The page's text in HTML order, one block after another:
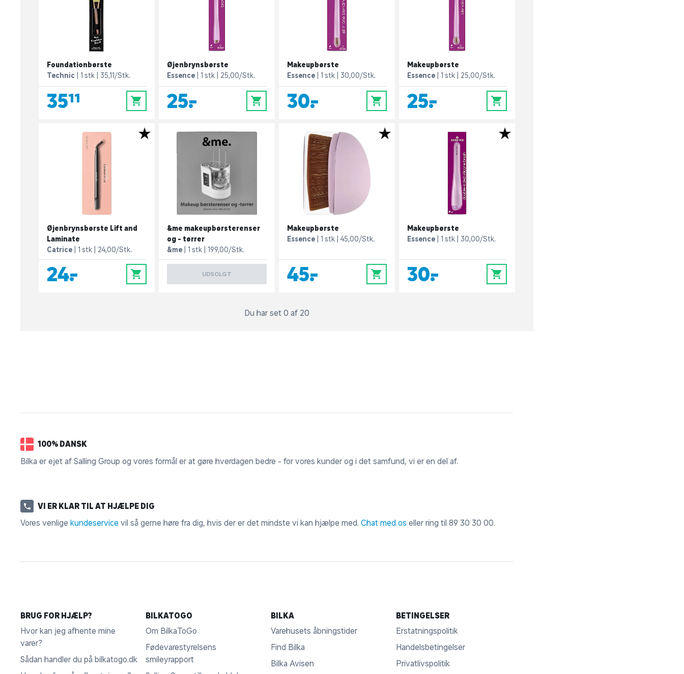
Foundationbørste
Technic
1 stk 35,11/Stk.
35,11 0
Øjenbrynsbørste
Essence
1 stk 25,00/Stk.
25,- 0
Makeupbørste
Essence
1 stk 30,00/Stk.
30,- 0
Makeupbørste
Essence
1 stk 25,00/Stk.
25,- 0
Øjenbrynsbørste Lift and
Laminate
Catrice
1 stk 24,00/Stk.
24,- 0
&me makeupbørsterenser
og - tørrer
&me
1 stk 199,00/Stk.
UDSOLGT
Makeupbørste
Essence
1 stk 45,00/Stk.
45,- 0
Makeupbørste
Essence
1 stk 30,00/Stk.
30,- 0
Du har set 0 af 20
100% DANSK
Bilka er ejet af Salling Group og vores formål er at gøre hverdagen bedre - for vores kunder og i det samfund, vi er en del af.
VI ER KLAR TIL AT HJÆLPE DIG
Vores venlige kundeservice vil så gerne høre fra dig, hvis der er det mindste vi kan hjælpe med. Chat med os eller ring til 89 30 30 00.
BRUG FOR HJÆLP?
Hvor kan jeg afhente mine
varer?
Sådan handler du på bilkatogo.dk
BILKATOGO
Om BilkaToGo
Fødevarestyrelsens
smileyrapport
BILKA
Varehusets åbningstider
Find Bilka
Bilka Avisen
BETINGELSER
Erstatningspolitik
Handelsbetingelser
Privatlivspolitik